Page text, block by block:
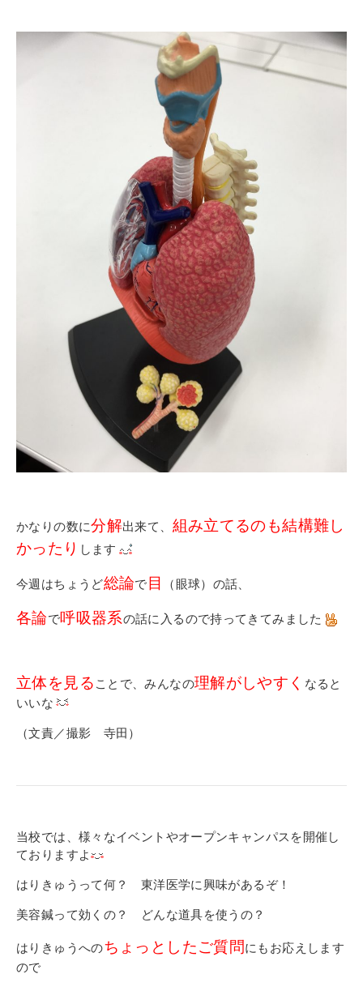
かなりの数に分解出来て、 組み立てるのも結構難し
かったり します
今週はちょうど総論で 目 （眼球）の話、
各論で呼吸器系の話に入るので持ってきてみました
立体を見る ことで、みんなの理解がしやすく なると
いいな
（文責／撮影 寺田）
当校では、様々なイベントやオープンキャンパスを開催し
ておりますよ
はりきゅうって何？ 東洋医学に興味があるぞ！
美容鍼って効くの？ どんな道具を使うの？
はりきゅうへのちょっとしたご質問にもお応えします
ので